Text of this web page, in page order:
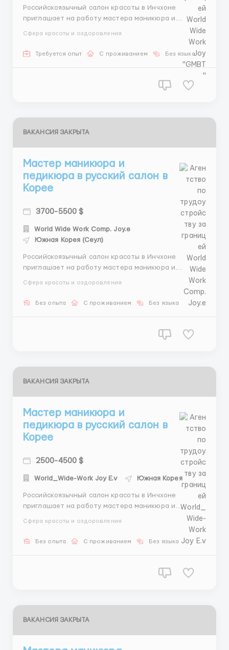
Российскоязычный салон красоты в Инчхоне
приглашает на работу мастера маникюра и
работы: 5 дней в неделю. Зарплата: от 3800$ в
Сфера красоты и оздоровления
Требуется опыт С проживанием Без языка
ВАКАНСИЯ ЗАКРЫТА
Мастер маникюра и
педикюра в русский салон в
Корее
3700-5500 $
World Wide Work Comp. Joy.e
Южная Корея (Сеул)
Российскоязычный салон красоты в Инчхоне
приглашает на работу мастера маникюра и
работы: 5 дней в неделю. Зарплата: от 3800$ в
Сфера красоты и оздоровления
Без опыта С проживанием Без языка
ВАКАНСИЯ ЗАКРЫТА
Мастер маникюра и
педикюра в русский салон в
Корее
2500-4500 $
World_Wide-Work Joy E.v Южная Корея
Российскоязычный салон красоты в Инчхоне
приглашает на работу мастера маникюра и
работы: 5 дней в неделю. Зарплата: от 3800$ в
Сфера красоты и оздоровления
Без опыта С проживанием Без языка
ВАКАНСИЯ ЗАКРЫТА